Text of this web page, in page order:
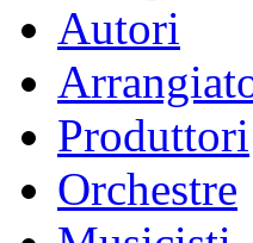
Autori
Produttori
Orchestre